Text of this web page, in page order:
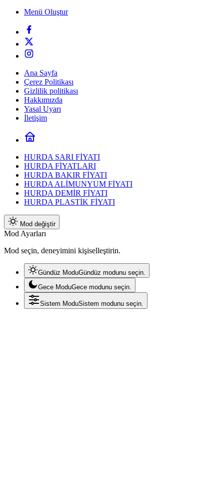
Menü Oluştur
Ana Sayfa
Çerez Politikası
Gizlilik politikası
Hakkımızda
Yasal Uyarı
İletişim
HURDA SARI FİYATI
HURDA FİYATLARI
HURDA BAKIR FİYATI
HURDA ALİMUNYUM FİYATI
HURDA DEMİR FİYATI
HURDA PLASTİK FİYATI
Mod değiştir
Mod Ayarları
Mod seçin, deneyimini kişiselleştirin.
Gündüz ModuGündüz modunu seçin.
Gece ModuGece modunu seçin.
Sistem ModuSistem modunu seçin.